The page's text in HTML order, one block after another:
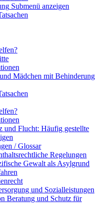
Submenü anzeigen
Mädchen mit Behinderung
und Flucht: Häufig gestellte
/ Glossar
Regelungen
Gewalt als Asylgrund
und Sozialleistungen
Beratung und Schutz für